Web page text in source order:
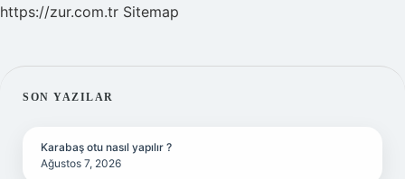
https://zur.com.tr Sitemap
SIDEBAR
SON YAZILAR
Karabaş otu nasıl yapılır ?
Ağustos 7, 2026